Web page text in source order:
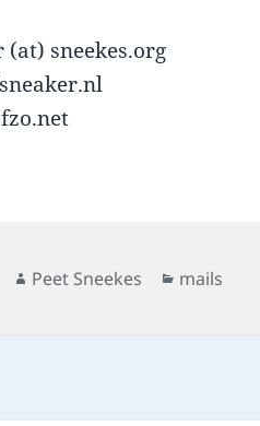
sneekes.org
Author
Peet Sneekes mails